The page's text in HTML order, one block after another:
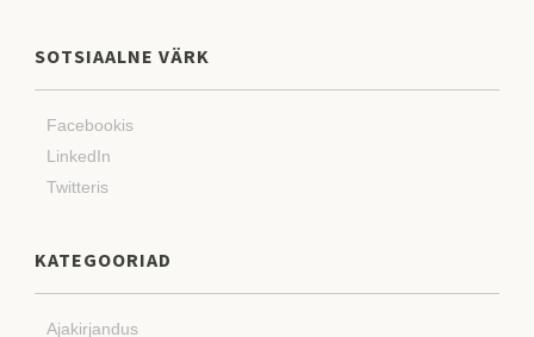
SOTSIAALNE VÄRK
Facebookis
LinkedIn
Twitteris
KATEGOORIAD
Ajakirjandus